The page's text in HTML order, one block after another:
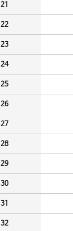
21
22
23
24
25
26
27
28
29
30
31
32